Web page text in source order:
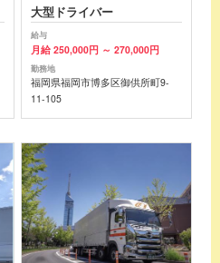
大型ドライバー
給与
月給 250,000円 ～ 270,000円
勤務地
福岡県福岡市博多区御供所町9-
11-105